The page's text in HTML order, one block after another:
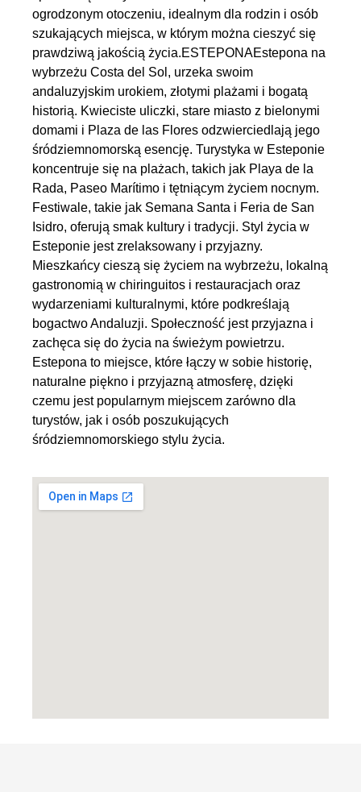
ogrodzonym otoczeniu, idealnym dla rodzin i osób
szukających miejsca, w którym można cieszyć się
prawdziwą jakością życia.ESTEPONAEstepona na
wybrzeżu Costa del Sol, urzeka swoim
andaluzyjskim urokiem, złotymi plażami i bogatą
historią. Kwieciste uliczki, stare miasto z bielonymi
domami i Plaza de las Flores odzwierciedlają jego
śródziemnomorską esencję. Turystyka w Esteponie
koncentruje się na plażach, takich jak Playa de la
Rada, Paseo Marítimo i tętniącym życiem nocnym.
Festiwale, takie jak Semana Santa i Feria de San
Isidro, oferują smak kultury i tradycji. Styl życia w
Esteponie jest zrelaksowany i przyjazny.
Mieszkańcy cieszą się życiem na wybrzeżu, lokalną
gastronomią w chiringuitos i restauracjach oraz
wydarzeniami kulturalnymi, które podkreślają
bogactwo Andaluzji. Społeczność jest przyjazna i
zachęca się do życia na świeżym powietrzu.
Estepona to miejsce, które łączy w sobie historię,
naturalne piękno i przyjazną atmosferę, dzięki
czemu jest popularnym miejscem zarówno dla
turystów, jak i osób poszukujących
śródziemnomorskiego stylu życia.